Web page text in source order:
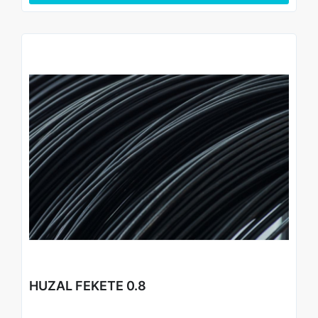
munkákhoz ideális
HUZAL FEKETE 0.8